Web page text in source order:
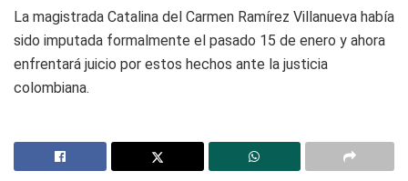
La magistrada Catalina del Carmen Ramírez Villanueva había
sido imputada formalmente el pasado 15 de enero y ahora
enfrentará juicio por estos hechos ante la justicia
colombiana.